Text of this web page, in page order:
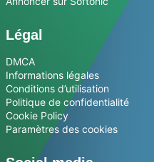
Légal
DMCA
Informations légales
Conditions d’utilisation
Politique de confidentialité
Cookie Policy
Paramètres des cookies